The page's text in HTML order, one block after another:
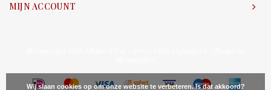
MIJN ACCOUNT
Wij slaan cookies op om onze website te verbeteren. Is dat akkoord?